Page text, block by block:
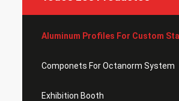
Aluminum Profiles For Custom
Componets For Octanorm System
Exhibition Booth